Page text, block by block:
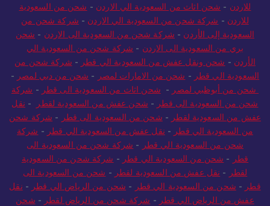
للاردن - شحن اثاث من السعودية الي الاردن - شحن من السعودية
للاردن - شركة شحن من السعودية الي الاردن - شركة شحن من
السعودية إلى الأردن - شركة شحن من السعودية الى الاردن - شحن
بري من السعودية الى الاردن - شركة شحن من السعودية الي
الأردن - شحن ونقل عفش من السعودية الي قطر - شركة شحن من
السعودية الي قطر - شحن من الامارات لمصر - شحن من دبي لمصر -
شحن من أبوظبي لمصر - شحن اثاث من السعودية الى قطر - شركة
شحن من السعودية الى قطر - شحن عفش من السعودية لقطر - نقل
عفش من السعودية لقطر - شحن من السعودية الى قطر - شركة شحن
من السعودية الي قطر - نقل عفش من السعودية الي قطر - شركة
شحن من السعودية الي قطر - شركة شحن من السعودية الى
قطر - شحن من السعودية الي قطر - شركة شحن من السعودية
لقطر - نقل عفش من السعودية لقطر - شحن من السعودية الى
قطر - شحن من السعودية الي قطر - شحن من الرياض الي قطر - نقل
عفش من الرياض الي قطر - شركة شحن من الرياض لقطر - شحن